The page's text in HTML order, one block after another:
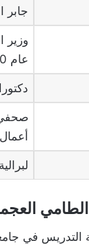
جابر
عام 2000
أعمال
لبرالية
في